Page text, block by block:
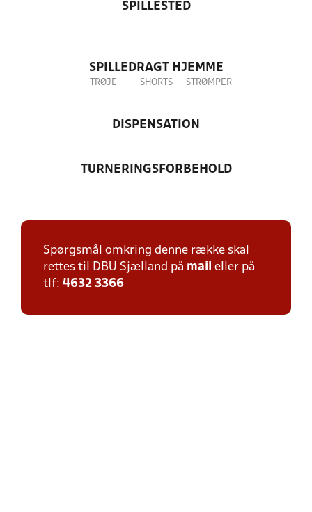
SPILLESTED
SPILLEDRAGT HJEMME
TRØJE SHORTS STRØMPER
DISPENSATION
TURNERINGSFORBEHOLD
Spørgsmål omkring denne række skal
rettes til DBU Sjælland på mail eller på
tlf: 4632 3366